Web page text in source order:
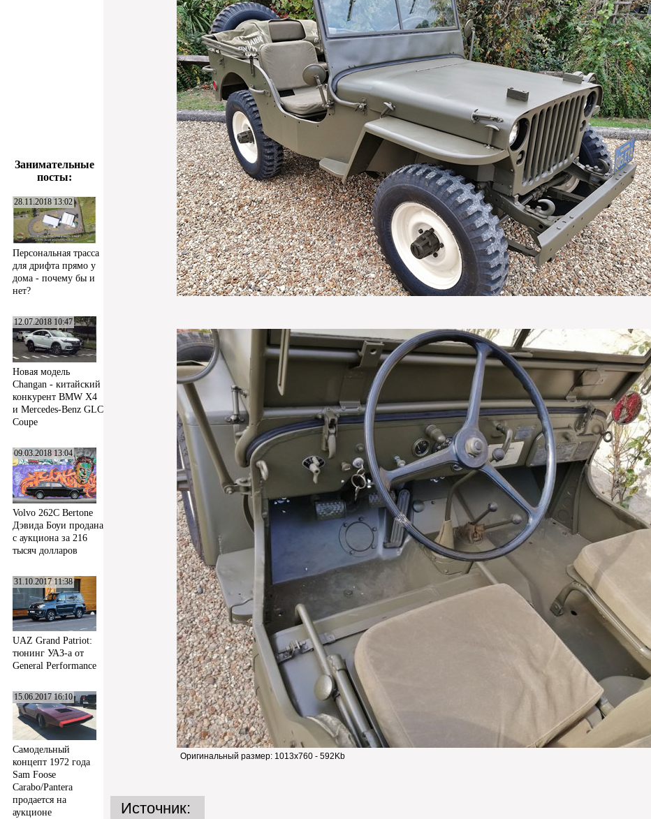
Занимательные
посты:
28.11.2018 13:02
Персональная трасса
для дрифта прямо у
дома - почему бы и
нет?
12.07.2018 10:47
Новая модель
Changan - китайский
конкурент BMW X4
и Mercedes-Benz GLC
Coupe
09.03.2018 13:04
Volvo 262C Bertone
Дэвида Боуи продана
с аукциона за 216
тысяч долларов
31.10.2017 11:38
UAZ Grand Patriot:
тюнинг УАЗ-а от
General Performance
15.06.2017 16:10
Самодельный
концепт 1972 года
Sam Foose
Carabo/Pantera
продается на
аукционе
Оригинальный размер: 1013x760 - 592Kb
Источник: